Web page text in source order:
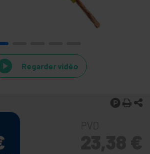
Regarder vidéo